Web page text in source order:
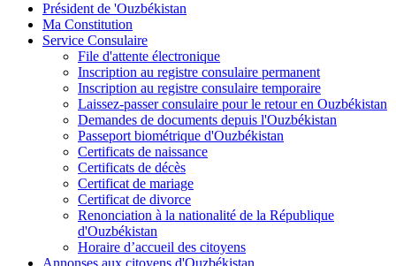
Président de 'Ouzbékistan
Ma Constitution
Service Consulaire
File d'attente électronique
Inscription au registre consulaire permanent
Inscription au registre consulaire temporaire
Laissez-passer consulaire pour le retour en Ouzbékistan
Demandes de documents depuis l'Ouzbékistan
Passeport biométrique d'Ouzbékistan
Certificats de naissance
Certificats de décès
Certificat de mariage
Certificat de divorce
Renonciation à la nationalité de la République
d'Ouzbékistan
Horaire d’accueil des citoyens
Annonses aux citoyens d'Ouzbékistan